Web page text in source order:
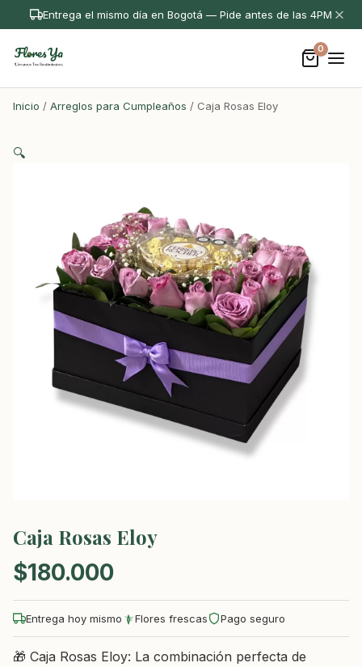
Entrega el mismo día en Bogotá — Pide antes de las 4PM
0
Inicio / Arreglos para Cumpleaños / Caja Rosas Eloy
🔍
Caja Rosas Eloy
$180.000
Entrega hoy mismo Flores frescas Pago seguro
🎁 Caja Rosas Eloy: La combinación perfecta de